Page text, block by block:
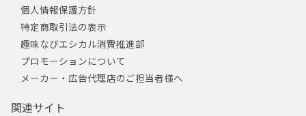
個人情報保護方針
特定商取引法の表示
趣味なびエシカル消費推進部
プロモーションについて
メーカー・広告代理店のご担当者様へ
関連サイト